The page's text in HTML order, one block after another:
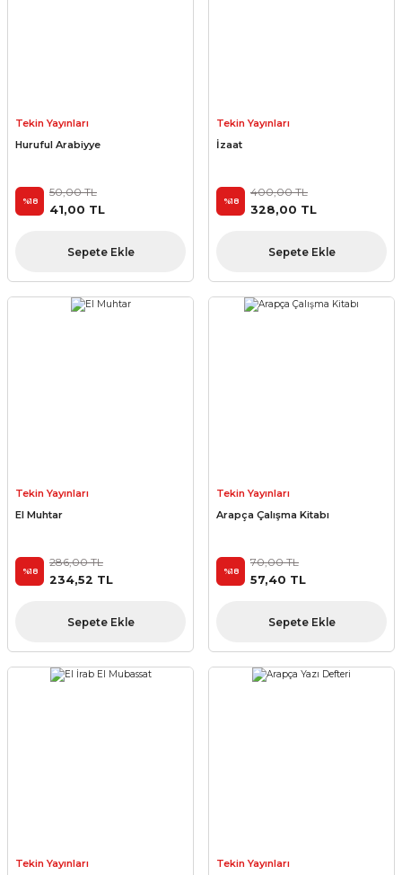
Tekin Yayınları
Huruful Arabiyye
%18
50,00 TL
41,00 TL
Sepete Ekle
Tekin Yayınları
İzaat
%18
400,00 TL
328,00 TL
Sepete Ekle
Tekin Yayınları
El Muhtar
%18
286,00 TL
234,52 TL
Sepete Ekle
Tekin Yayınları
Arapça Çalışma Kitabı
%18
70,00 TL
57,40 TL
Sepete Ekle
Tekin Yayınları
Tekin Yayınları